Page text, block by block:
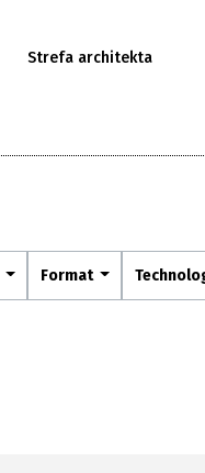
Strefa architekta
Format